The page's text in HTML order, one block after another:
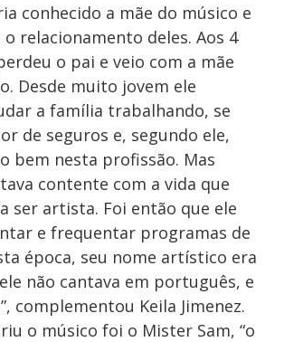
conhecido a mãe do músico e
relacionamento deles. Aos 4
o pai e veio com a mãe
Desde muito jovem ele
a família trabalhando, se
de seguros e, segundo ele,
bem nesta profissão. Mas
contente com a vida que
ser artista. Foi então que ele
e frequentar programas de
época, seu nome artístico era
ele não cantava em português, e
complementou Keila Jimenez.
o músico foi o Mister Sam, “o